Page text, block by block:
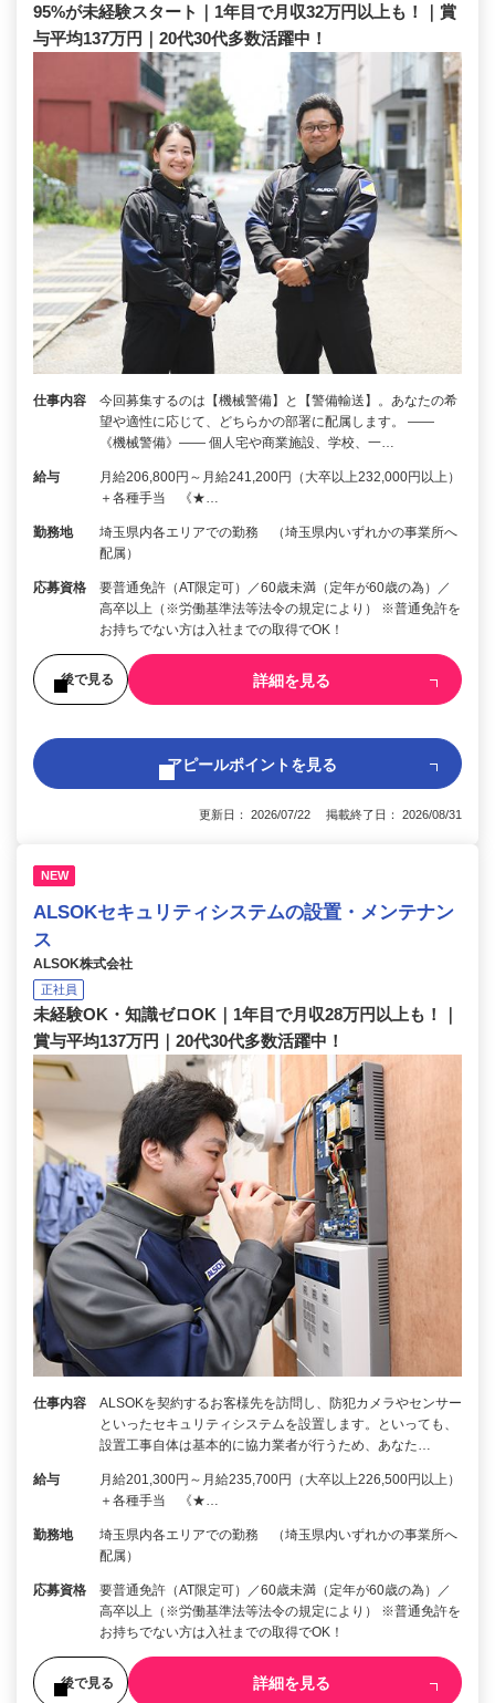
95%が未経験スタート｜1年目で月収32万円以上も！｜賞
与平均137万円｜20代30代多数活躍中！
仕事内容
今回募集するのは【機械警備】と【警備輸送】。あなたの希
望や適性に応じて、どちらかの部署に配属します。 ――
《機械警備》―― 個人宅や商業施設、学校、一…
給与
月給206,800円～月給241,200円（大卒以上232,000円以上）
＋各種手当 《★…
勤務地
埼玉県内各エリアでの勤務 （埼玉県内いずれかの事業所へ
配属）
応募資格
要普通免許（AT限定可）／60歳未満（定年が60歳の為）／
高卒以上（※労働基準法等法令の規定により） ※普通免許を
お持ちでない方は入社までの取得でOK！
後で見る 詳細を見る
アピールポイントを見る
更新日： 2026/07/22 掲載終了日： 2026/08/31
NEW
ALSOKセキュリティシステムの設置・メンテナン
ス
ALSOK株式会社
正社員
未経験OK・知識ゼロOK｜1年目で月収28万円以上も！｜
賞与平均137万円｜20代30代多数活躍中！
仕事内容
ALSOKを契約するお客様先を訪問し、防犯カメラやセンサー
といったセキュリティシステムを設置します。といっても、
設置工事自体は基本的に協力業者が行うため、あなた…
給与
月給201,300円～月給235,700円（大卒以上226,500円以上）
＋各種手当 《★…
勤務地
埼玉県内各エリアでの勤務 （埼玉県内いずれかの事業所へ
配属）
応募資格
要普通免許（AT限定可）／60歳未満（定年が60歳の為）／
高卒以上（※労働基準法等法令の規定により） ※普通免許を
お持ちでない方は入社までの取得でOK！
後で見る 詳細を見る